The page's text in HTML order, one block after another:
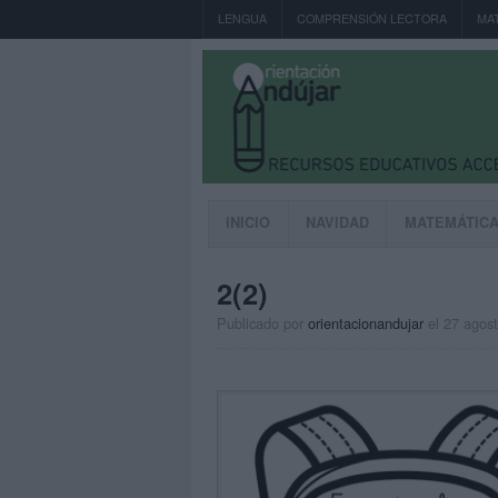
LENGUA COMPRENSIÓN LECTORA
INICIO NAVIDAD
2(2)
Publicado por orientacionandujar el 27